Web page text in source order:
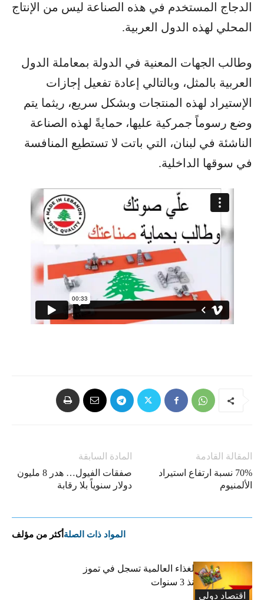
الدجاج المستخدم في هذه الصناعة ليس من الإنتاج
المحلي لهذه الدول العربية.
وطالب الجهات المعنية في الدولة بمعاملة الدول
العربية بالمثل، وبالتالي إعادة تفعيل إجازات
الإستيراد لهذه المنتجات وبشكل سريع، ريثما يتم
وضع رسوماً جمركية عليها، حمايةً لهذه الصناعة
الناشئة في لبنان، التي باتت لا تستطيع المنافسة
في سوقها الداخلية.
المادة السابقة
صفقات الفيول… هدر 8 مليون
دولار سنوياً بلا رقابة
المقالة القادمة
70% نسبة ارتفاع استيراد
الألمنيوم
المواد ذات الصلة أكثر من مؤلف
اقتصاد دولی
“الفاو”: أسعار الغذاء العالمية تسجل في تموز
أعلى مستوى منذ 3 سنوات